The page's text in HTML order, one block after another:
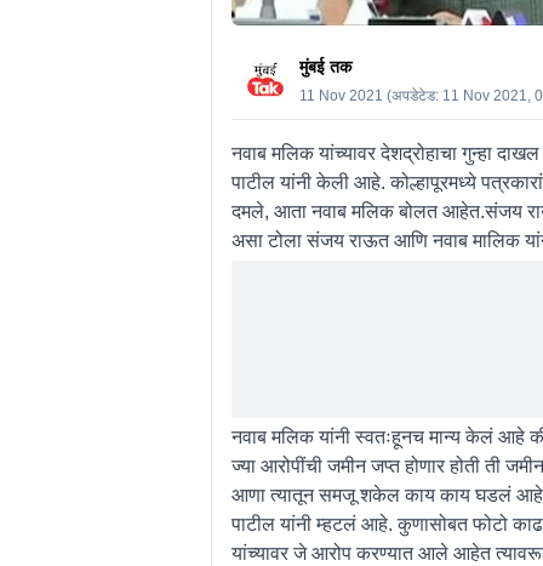
मुंबई तक
11 Nov 2021 (अपडेटेड: 11 Nov 2021,
नवाब मलिक यांच्यावर देशद्रोहाचा गुन्हा
पाटील यांनी केली आहे. कोल्हापूरमध्ये
दमले, आता नवाब मलिक बोलत आहेत.संजय
असा टोला संजय राऊत आणि नवाब मालिक
नवाब मलिक यांनी स्वतःहूनच मान्य केलं आहे
ज्या आरोपींची जमीन जप्त होणार होती ती
आणा त्यातून समजू शकेल काय काय घडलं आहे?
पाटील यांनी म्हटलं आहे. कुणासोबत फोटो
यांच्यावर जे आरोप करण्यात आले आहेत